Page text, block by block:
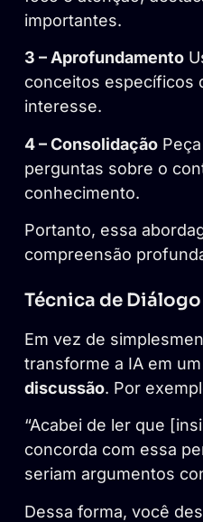
importantes.
3 – Aprofundamento
conceitos específicos
interesse.
4 – Consolidação
perguntas sobre o
conhecimento.
Portanto, essa
compreensão
Técnica de
Em vez de
transforme a IA em um
discussão. Por
“Acabei de ler que
concorda com essa
seriam argumentos
Dessa forma, você